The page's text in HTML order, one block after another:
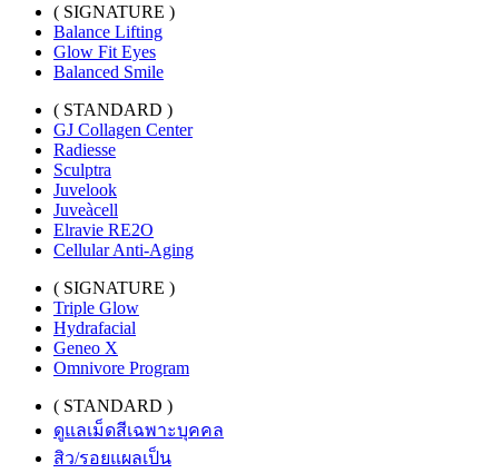
( SIGNATURE )
Balance Lifting
Glow Fit Eyes
Balanced Smile
( STANDARD )
GJ Collagen Center
Radiesse
Sculptra
Juvelook
Juveàcell
Elravie RE2O
Cellular Anti-Aging
( SIGNATURE )
Triple Glow
Hydrafacial
Geneo X
Omnivore Program
( STANDARD )
ดูแลเม็ดสีเฉพาะบุคคล
สิว/รอยแผลเป็น